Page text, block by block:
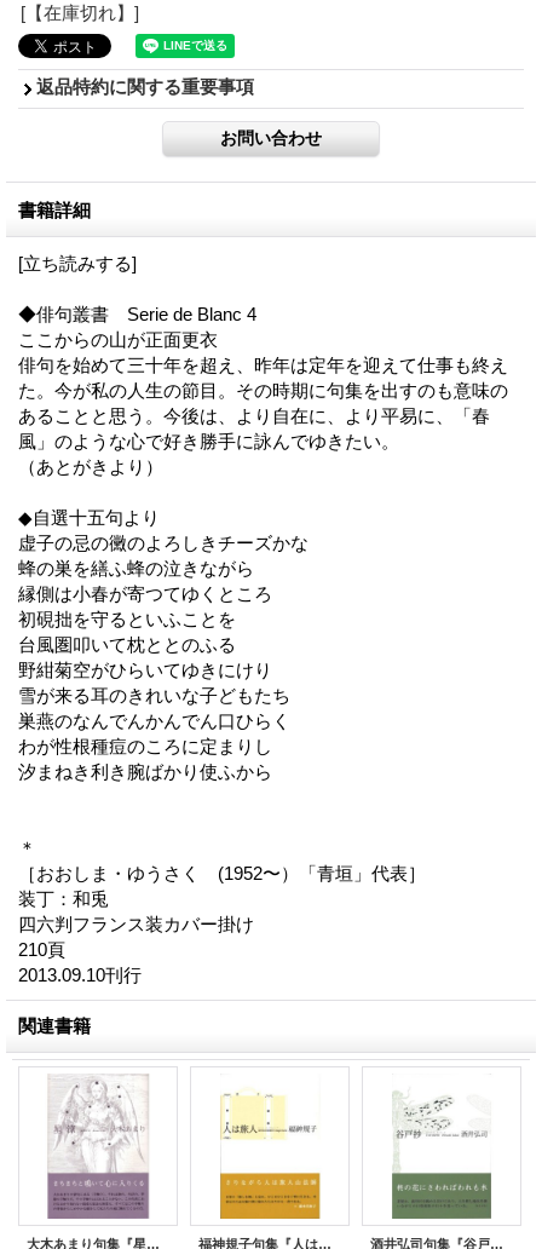
[【在庫切れ】]
返品特約に関する重要事項
書籍詳細
[立ち読みする]
◆俳句叢書 Serie de Blanc 4
ここからの山が正面更衣
俳句を始めて三十年を超え、昨年は定年を迎えて仕事も終え
た。今が私の人生の節目。その時期に句集を出すのも意味の
あることと思う。今後は、より自在に、より平易に、「春
風」のような心で好き勝手に詠んでゆきたい。
（あとがきより）
◆自選十五句より
虚子の忌の黴のよろしきチーズかな
蜂の巣を繕ふ蜂の泣きながら
縁側は小春が寄つてゆくところ
初硯拙を守るといふことを
台風圏叩いて枕ととのふる
野紺菊空がひらいてゆきにけり
雪が来る耳のきれいな子どもたち
巣燕のなんでんかんでん口ひらく
わが性根種痘のころに定まりし
汐まねき利き腕ばかり使ふから
＊
［おおしま・ゆうさく (1952〜）「青垣」代表］
装丁：和兎
四六判フランス装カバー掛け
210頁
2013.09.10刊行
関連書籍
大木あまり句集『星涼』（せいりょう） 福神規子句集『人は旅人』（ひとはたびびと） 酒井弘司句集『谷戸抄』（やとしょう）